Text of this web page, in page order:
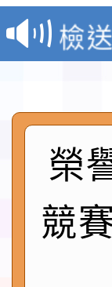
第3
檢
程
「
展
請
社
會
本
第
榮
競